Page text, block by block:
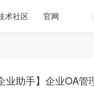
术社区 官网
业助手】企业OA